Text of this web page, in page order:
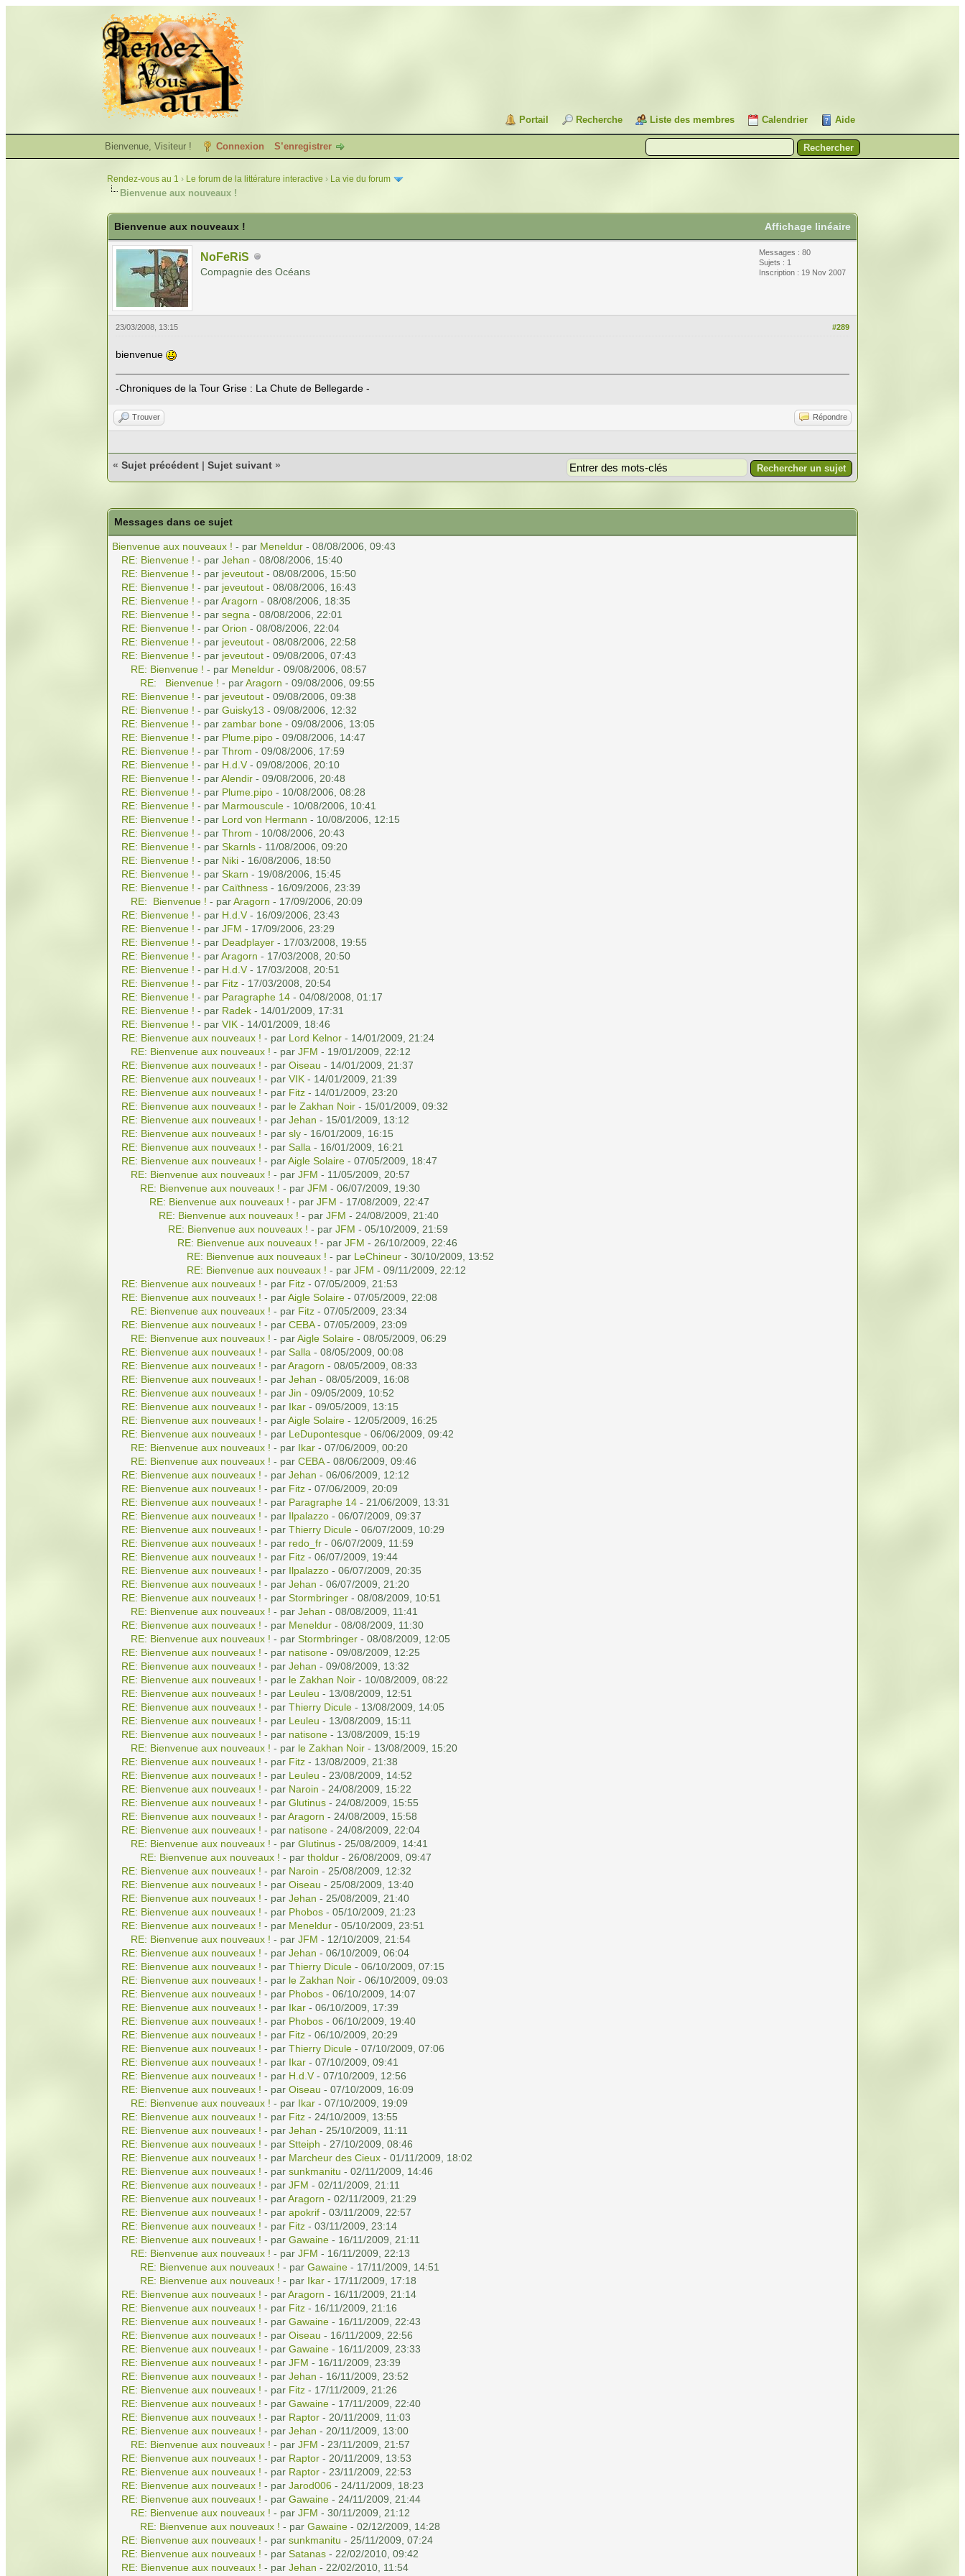
Portail Recherche Liste des membres Calendrier Aide
Bienvenue, Visiteur ! Connexion S’enregistrer
Rendez-vous au 1 › Le forum de la littérature interactive › La vie du forum
Bienvenue aux nouveaux !
Affichage linéaire
Bienvenue aux nouveaux !
NoFeRiS
Compagnie des Océans
Messages : 80
Sujets : 1
Inscription : 19 Nov 2007
#289
23/03/2008, 13:15
bienvenue
-Chroniques de la Tour Grise : La Chute de Bellegarde -
Trouver Répondre
« Sujet précédent| Sujet suivant»
Messages dans ce sujet
Bienvenue aux nouveaux ! - par Meneldur- 08/08/2006, 09:43
RE: Bienvenue ! - par Jehan - 08/08/2006, 15:40
RE: Bienvenue ! - par jeveutout- 08/08/2006, 15:50
RE: Bienvenue ! - par jeveutout- 08/08/2006, 16:43
RE: Bienvenue ! - parAragorn - 08/08/2006, 18:35
RE: Bienvenue ! - par segna - 08/08/2006, 22:01
RE: Bienvenue ! - par Orion - 08/08/2006, 22:04
RE: Bienvenue ! - par jeveutout- 08/08/2006, 22:58
RE: Bienvenue ! - par jeveutout- 09/08/2006, 07:43
RE: Bienvenue ! - par Meneldur- 09/08/2006, 08:57
RE: Bienvenue ! - parAragorn - 09/08/2006, 09:55
RE: Bienvenue ! - par jeveutout- 09/08/2006, 09:38
RE: Bienvenue ! - par Guisky13 - 09/08/2006, 12:32
RE: Bienvenue ! - par zambar bone- 09/08/2006, 13:05
RE: Bienvenue ! - par Plume.pipo- 09/08/2006, 14:47
RE: Bienvenue ! - par Throm - 09/08/2006, 17:59
RE: Bienvenue ! - par H.d.V- 09/08/2006, 20:10
RE: Bienvenue ! - parAlendir- 09/08/2006, 20:48
RE: Bienvenue ! - par Plume.pipo- 10/08/2006, 08:28
RE: Bienvenue ! - par Marmouscule- 10/08/2006, 10:41
RE: Bienvenue ! - par Lord von Hermann - 10/08/2006, 12:15
RE: Bienvenue ! - par Throm - 10/08/2006, 20:43
RE: Bienvenue ! - par Skarnls- 11/08/2006, 09:20
RE: Bienvenue ! - par Niki- 16/08/2006, 18:50
RE: Bienvenue ! - par Skarn - 19/08/2006, 15:45
RE: Bienvenue ! - par Caïthness- 16/09/2006, 23:39
RE: Bienvenue ! - parAragorn - 17/09/2006, 20:09
RE: Bienvenue ! - par H.d.V- 16/09/2006, 23:43
RE: Bienvenue ! - par JFM - 17/09/2006, 23:29
RE: Bienvenue ! - par Deadplayer- 17/03/2008, 19:55
RE: Bienvenue ! - parAragorn - 17/03/2008, 20:50
RE: Bienvenue ! - par H.d.V- 17/03/2008, 20:51
RE: Bienvenue ! - par Fitz- 17/03/2008, 20:54
RE: Bienvenue ! - par Paragraphe 14- 04/08/2008, 01:17
RE: Bienvenue ! - par Radek- 14/01/2009, 17:31
RE: Bienvenue ! - par VIK- 14/01/2009, 18:46
RE: Bienvenue aux nouveaux ! - par Lord Kelnor- 14/01/2009, 21:24
RE: Bienvenue aux nouveaux ! - par JFM - 19/01/2009, 22:12
RE: Bienvenue aux nouveaux ! - par Oiseau - 14/01/2009, 21:37
RE: Bienvenue aux nouveaux ! - par VIK- 14/01/2009, 21:39
RE: Bienvenue aux nouveaux ! - par Fitz- 14/01/2009, 23:20
RE: Bienvenue aux nouveaux ! - par le Zakhan Noir- 15/01/2009, 09:32
RE: Bienvenue aux nouveaux ! - par Jehan - 15/01/2009, 13:12
RE: Bienvenue aux nouveaux ! - par sly- 16/01/2009, 16:15
RE: Bienvenue aux nouveaux ! - par Salla - 16/01/2009, 16:21
RE: Bienvenue aux nouveaux ! - parAigle Solaire- 07/05/2009, 18:47
RE: Bienvenue aux nouveaux ! - par JFM - 11/05/2009, 20:57
RE: Bienvenue aux nouveaux ! - par JFM - 06/07/2009, 19:30
RE: Bienvenue aux nouveaux ! - par JFM - 17/08/2009, 22:47
RE: Bienvenue aux nouveaux ! - par JFM - 24/08/2009, 21:40
RE: Bienvenue aux nouveaux ! - par JFM - 05/10/2009, 21:59
RE: Bienvenue aux nouveaux ! - par JFM - 26/10/2009, 22:46
RE: Bienvenue aux nouveaux ! - par LeChineur- 30/10/2009, 13:52
RE: Bienvenue aux nouveaux ! - par JFM - 09/11/2009, 22:12
RE: Bienvenue aux nouveaux ! - par Fitz- 07/05/2009, 21:53
RE: Bienvenue aux nouveaux ! - parAigle Solaire- 07/05/2009, 22:08
RE: Bienvenue aux nouveaux ! - par Fitz- 07/05/2009, 23:34
RE: Bienvenue aux nouveaux ! - par CEBA- 07/05/2009, 23:09
RE: Bienvenue aux nouveaux ! - parAigle Solaire- 08/05/2009, 06:29
RE: Bienvenue aux nouveaux ! - par Salla - 08/05/2009, 00:08
RE: Bienvenue aux nouveaux ! - parAragorn - 08/05/2009, 08:33
RE: Bienvenue aux nouveaux ! - par Jehan - 08/05/2009, 16:08
RE: Bienvenue aux nouveaux ! - par Jin - 09/05/2009, 10:52
RE: Bienvenue aux nouveaux ! - par Ikar- 09/05/2009, 13:15
RE: Bienvenue aux nouveaux ! - parAigle Solaire- 12/05/2009, 16:25
RE: Bienvenue aux nouveaux ! - par LeDupontesque- 06/06/2009, 09:42
RE: Bienvenue aux nouveaux ! - par Ikar- 07/06/2009, 00:20
RE: Bienvenue aux nouveaux ! - par CEBA- 08/06/2009, 09:46
RE: Bienvenue aux nouveaux ! - par Jehan - 06/06/2009, 12:12
RE: Bienvenue aux nouveaux ! - par Fitz- 07/06/2009, 20:09
RE: Bienvenue aux nouveaux ! - par Paragraphe 14- 21/06/2009, 13:31
RE: Bienvenue aux nouveaux ! - par Ilpalazzo- 06/07/2009, 09:37
RE: Bienvenue aux nouveaux ! - par Thierry Dicule- 06/07/2009, 10:29
RE: Bienvenue aux nouveaux ! - par redo_fr- 06/07/2009, 11:59
RE: Bienvenue aux nouveaux ! - par Fitz- 06/07/2009, 19:44
RE: Bienvenue aux nouveaux ! - par Ilpalazzo- 06/07/2009, 20:35
RE: Bienvenue aux nouveaux ! - par Jehan - 06/07/2009, 21:20
RE: Bienvenue aux nouveaux ! - par Stormbringer- 08/08/2009, 10:51
RE: Bienvenue aux nouveaux ! - par Jehan - 08/08/2009, 11:41
RE: Bienvenue aux nouveaux ! - par Meneldur- 08/08/2009, 11:30
RE: Bienvenue aux nouveaux ! - par Stormbringer- 08/08/2009, 12:05
RE: Bienvenue aux nouveaux ! - par natisone- 09/08/2009, 12:25
RE: Bienvenue aux nouveaux ! - par Jehan - 09/08/2009, 13:32
RE: Bienvenue aux nouveaux ! - par le Zakhan Noir- 10/08/2009, 08:22
RE: Bienvenue aux nouveaux ! - par Leuleu - 13/08/2009, 12:51
RE: Bienvenue aux nouveaux ! - par Thierry Dicule- 13/08/2009, 14:05
RE: Bienvenue aux nouveaux ! - par Leuleu - 13/08/2009, 15:11
RE: Bienvenue aux nouveaux ! - par natisone- 13/08/2009, 15:19
RE: Bienvenue aux nouveaux ! - par le Zakhan Noir- 13/08/2009, 15:20
RE: Bienvenue aux nouveaux ! - par Fitz- 13/08/2009, 21:38
RE: Bienvenue aux nouveaux ! - par Leuleu - 23/08/2009, 14:52
RE: Bienvenue aux nouveaux ! - par Naroin - 24/08/2009, 15:22
RE: Bienvenue aux nouveaux ! - par Glutinus- 24/08/2009, 15:55
RE: Bienvenue aux nouveaux ! - parAragorn - 24/08/2009, 15:58
RE: Bienvenue aux nouveaux ! - par natisone- 24/08/2009, 22:04
RE: Bienvenue aux nouveaux ! - par Glutinus- 25/08/2009, 14:41
RE: Bienvenue aux nouveaux ! - par tholdur- 26/08/2009, 09:47
RE: Bienvenue aux nouveaux ! - par Naroin - 25/08/2009, 12:32
RE: Bienvenue aux nouveaux ! - par Oiseau - 25/08/2009, 13:40
RE: Bienvenue aux nouveaux ! - par Jehan - 25/08/2009, 21:40
RE: Bienvenue aux nouveaux ! - par Phobos- 05/10/2009, 21:23
RE: Bienvenue aux nouveaux ! - par Meneldur- 05/10/2009, 23:51
RE: Bienvenue aux nouveaux ! - par JFM - 12/10/2009, 21:54
RE: Bienvenue aux nouveaux ! - par Jehan - 06/10/2009, 06:04
RE: Bienvenue aux nouveaux ! - par Thierry Dicule- 06/10/2009, 07:15
RE: Bienvenue aux nouveaux ! - par le Zakhan Noir- 06/10/2009, 09:03
RE: Bienvenue aux nouveaux ! - par Phobos- 06/10/2009, 14:07
RE: Bienvenue aux nouveaux ! - par Ikar- 06/10/2009, 17:39
RE: Bienvenue aux nouveaux ! - par Phobos- 06/10/2009, 19:40
RE: Bienvenue aux nouveaux ! - par Fitz- 06/10/2009, 20:29
RE: Bienvenue aux nouveaux ! - par Thierry Dicule- 07/10/2009, 07:06
RE: Bienvenue aux nouveaux ! - par Ikar- 07/10/2009, 09:41
RE: Bienvenue aux nouveaux ! - par H.d.V- 07/10/2009, 12:56
RE: Bienvenue aux nouveaux ! - par Oiseau - 07/10/2009, 16:09
RE: Bienvenue aux nouveaux ! - par Ikar- 07/10/2009, 19:09
RE: Bienvenue aux nouveaux ! - par Fitz- 24/10/2009, 13:55
RE: Bienvenue aux nouveaux ! - par Jehan - 25/10/2009, 11:11
RE: Bienvenue aux nouveaux ! - par Stteiph - 27/10/2009, 08:46
RE: Bienvenue aux nouveaux ! - par Marcheur des Cieux- 01/11/2009, 18:02
RE: Bienvenue aux nouveaux ! - par sunkmanitu - 02/11/2009, 14:46
RE: Bienvenue aux nouveaux ! - par JFM - 02/11/2009, 21:11
RE: Bienvenue aux nouveaux ! - parAragorn - 02/11/2009, 21:29
RE: Bienvenue aux nouveaux ! - par apokrif- 03/11/2009, 22:57
RE: Bienvenue aux nouveaux ! - par Fitz- 03/11/2009, 23:14
RE: Bienvenue aux nouveaux ! - par Gawaine- 16/11/2009, 21:11
RE: Bienvenue aux nouveaux ! - par JFM - 16/11/2009, 22:13
RE: Bienvenue aux nouveaux ! - par Gawaine- 17/11/2009, 14:51
RE: Bienvenue aux nouveaux ! - par Ikar- 17/11/2009, 17:18
RE: Bienvenue aux nouveaux ! - parAragorn - 16/11/2009, 21:14
RE: Bienvenue aux nouveaux ! - par Fitz- 16/11/2009, 21:16
RE: Bienvenue aux nouveaux ! - par Gawaine- 16/11/2009, 22:43
RE: Bienvenue aux nouveaux ! - par Oiseau - 16/11/2009, 22:56
RE: Bienvenue aux nouveaux ! - par Gawaine- 16/11/2009, 23:33
RE: Bienvenue aux nouveaux ! - par JFM - 16/11/2009, 23:39
RE: Bienvenue aux nouveaux ! - par Jehan - 16/11/2009, 23:52
RE: Bienvenue aux nouveaux ! - par Fitz- 17/11/2009, 21:26
RE: Bienvenue aux nouveaux ! - par Gawaine- 17/11/2009, 22:40
RE: Bienvenue aux nouveaux ! - par Raptor- 20/11/2009, 11:03
RE: Bienvenue aux nouveaux ! - par Jehan - 20/11/2009, 13:00
RE: Bienvenue aux nouveaux ! - par JFM - 23/11/2009, 21:57
RE: Bienvenue aux nouveaux ! - par Raptor- 20/11/2009, 13:53
RE: Bienvenue aux nouveaux ! - par Raptor- 23/11/2009, 22:53
RE: Bienvenue aux nouveaux ! - par Jarod006 - 24/11/2009, 18:23
RE: Bienvenue aux nouveaux ! - par Gawaine- 24/11/2009, 21:44
RE: Bienvenue aux nouveaux ! - par JFM - 30/11/2009, 21:12
RE: Bienvenue aux nouveaux ! - par Gawaine- 02/12/2009, 14:28
RE: Bienvenue aux nouveaux ! - par sunkmanitu - 25/11/2009, 07:24
RE: Bienvenue aux nouveaux ! - par Satanas- 22/02/2010, 09:42
RE: Bienvenue aux nouveaux ! - par Jehan - 22/02/2010, 11:54